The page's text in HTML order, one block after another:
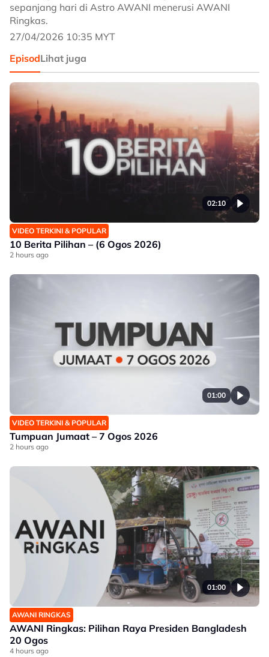
sepanjang hari di Astro AWANI menerusi AWANI
Ringkas.
27/04/2026 10:35 MYT
EpisodLihat juga
02:10
VIDEO TERKINI & POPULAR
10 Berita Pilihan – (6 Ogos 2026)
2 hours ago
01:00
VIDEO TERKINI & POPULAR
Tumpuan Jumaat – 7 Ogos 2026
2 hours ago
01:00
AWANI RINGKAS
AWANI Ringkas: Pilihan Raya Presiden Bangladesh
20 Ogos
4 hours ago